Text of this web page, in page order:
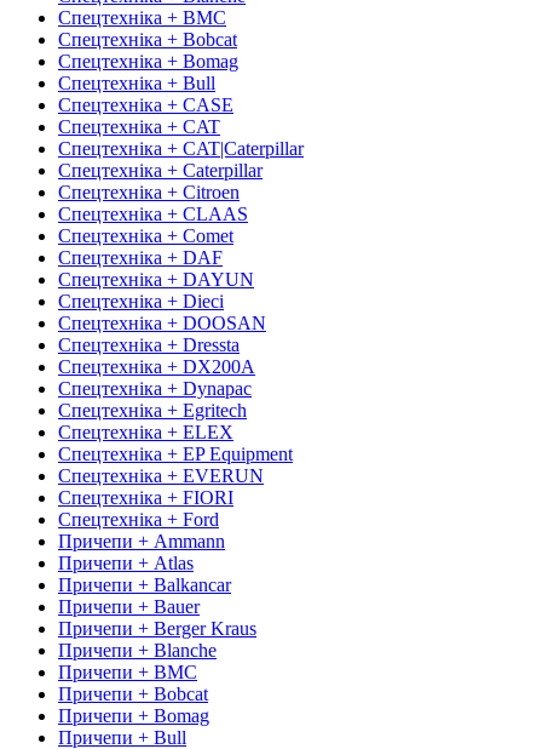
Спецтехніка + BMC
Спецтехніка + Bobcat
Спецтехніка + Bomag
Спецтехніка + Bull
Спецтехніка + CASE
Спецтехніка + CAT
Спецтехніка + CAT|Caterpillar
Спецтехніка + Caterpillar
Спецтехніка + Citroen
Спецтехніка + CLAAS
Спецтехніка + Comet
Спецтехніка + DAF
Спецтехніка + DAYUN
Спецтехніка + Dieci
Спецтехніка + DOOSAN
Спецтехніка + Dressta
Спецтехніка + DX200A
Спецтехніка + Dynapac
Спецтехніка + Egritech
Спецтехніка + ELEX
Спецтехніка + EP Equipment
Спецтехніка + EVERUN
Спецтехніка + FIORI
Спецтехніка + Ford
Причепи + Ammann
Причепи + Atlas
Причепи + Balkancar
Причепи + Bauer
Причепи + Berger Kraus
Причепи + Blanche
Причепи + BMC
Причепи + Bobcat
Причепи + Bomag
Причепи + Bull